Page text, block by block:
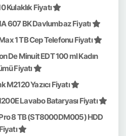
Kulaklık Fiyatı
607 BK Davlumbaz Fiyatı
1 TB Cep Telefonu Fiyatı
De Minuit EDT 100 ml Kadın
Fiyatı
M2120 Yazıcı Fiyatı
Lavabo Bataryası Fiyatı
8 TB (ST8000DM005) HDD
Fiyatı